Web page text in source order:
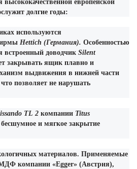
высококачественной европейской
долгие годы:
используются
Hettich (Германия). Особенностью
доводчик Silent
закрывать ящик плавно и
выдвижения в нижней части
позволяет не нарушать
TL 2 компании Titus
и мягкое закрытие
материалов. Применяемые
компании «Egger» (Австрия),